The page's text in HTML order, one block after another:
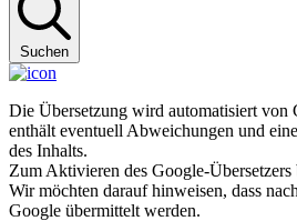
Suchen
Die Übersetzung wird automatisiert von
enthält eventuell Abweichungen und
des Inhalts.
Zum Aktivieren des Google-Übersetzers
Wir möchten darauf hinweisen, dass
Google übermittelt werden.